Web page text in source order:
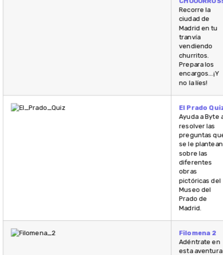
Recorre la
ciudad de
Madrid en tu
tranvía
vendiendo
churritos.
Prepara los
encargos… ¡Y
no la líes!
El Prado
Ayuda a Byte
resolver las
preguntas
se le plantean
sobre las
diferentes
obras
pictóricas del
Museo del
Prado de
Madrid.
Filomena 2
Adéntrate en
esta aventura